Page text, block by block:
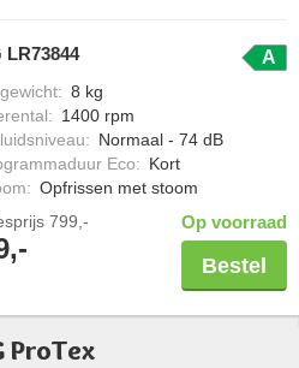
LR73844 A
: 8 kg
: 1400 rpm
: Normaal - 74 dB
Eco: Kort
: Opfrissen met stoom
799,- Op voorraad
Bestel
ProTex